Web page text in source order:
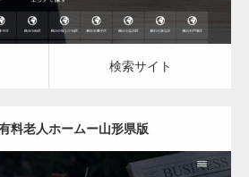
検索サイト
料老人ホームー山形県版